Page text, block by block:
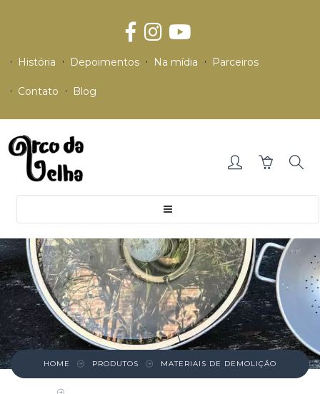
História Depoimentos Na mídia Parceiros
Contato Blog
HOME PRODUTOS MATERIAIS DE DEMOLIÇÃO